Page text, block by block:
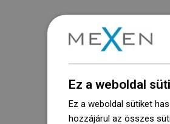
Ez a weboldal
Ez a weboldal sütiket
hozzájárul az összes